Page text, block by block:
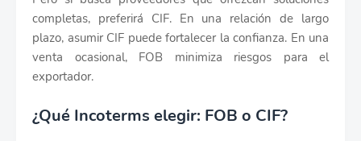
completas, preferirá CIF. En una relación de largo
plazo, asumir CIF puede fortalecer la confianza. En una
venta ocasional, FOB minimiza riesgos para el
exportador.
¿Qué Incoterms elegir: FOB o CIF?